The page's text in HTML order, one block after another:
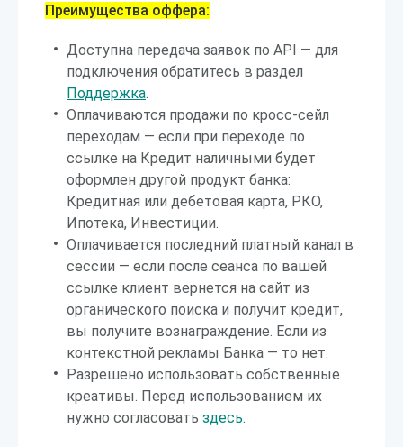
Преимущества оффера:
Доступна передача заявок по API — для
подключения обратитесь в раздел
Поддержка.
Оплачиваются продажи по кросс-сейл
переходам — если при переходе по
ссылке на Кредит наличными будет
оформлен другой продукт банка:
Кредитная или дебетовая карта, РКО,
Ипотека, Инвестиции.
Оплачивается последний платный канал в
сессии — если после сеанса по вашей
ссылке клиент вернется на сайт из
органического поиска и получит кредит,
вы получите вознаграждение. Если из
контекстной рекламы Банка — то нет.
Разрешено использовать собственные
креативы. Перед использованием их
нужно согласовать здесь.